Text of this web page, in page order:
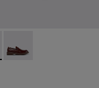
noir pour homme.
- K101088-001 -
Twins - K101088-002